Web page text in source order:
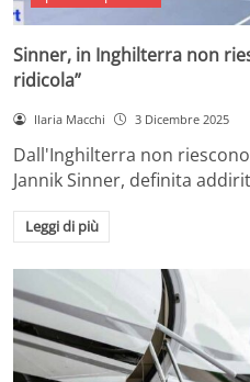
Sinner, in Inghilterra non
ridicola”
Ilaria Macchi 3 Dicembre 2025
Dall'Inghilterra non
Jannik Sinner, definita
Leggi di più